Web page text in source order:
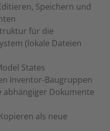
Speichern und
für die
(lokale Dateien
States
Inventor-Baugruppen
Dokumente
als neue